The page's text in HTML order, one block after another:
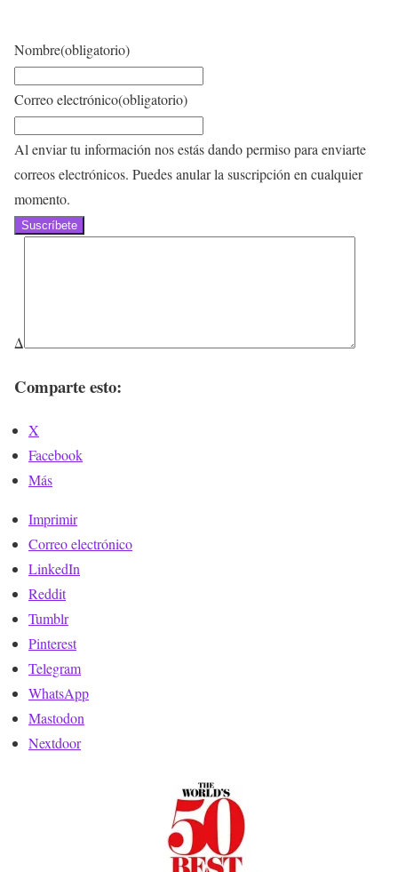
Nombre(obligatorio)
Correo electrónico(obligatorio)
Al enviar tu información nos estás dando permiso para enviarte
correos electrónicos. Puedes anular la suscripción en cualquier
momento.
Suscríbete
Δ
Comparte esto:
X
Facebook
Más
Imprimir
Correo electrónico
LinkedIn
Reddit
Tumblr
Pinterest
Telegram
WhatsApp
Mastodon
Nextdoor